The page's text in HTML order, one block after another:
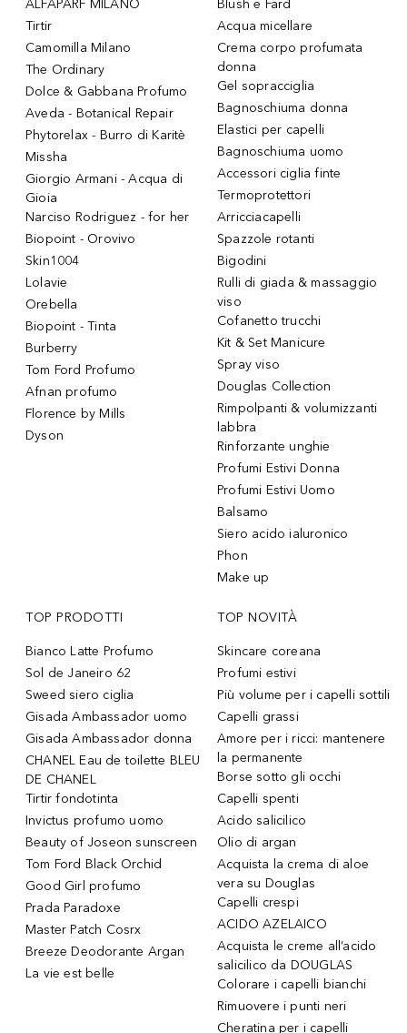
ALFAPARF MILANO
Tirtir
Camomilla Milano
The Ordinary
Dolce & Gabbana Profumo
Aveda - Botanical Repair
Phytorelax - Burro di Karitè
Missha
Giorgio Armani - Acqua di
Gioia
Narciso Rodriguez - for her
Biopoint - Orovivo
Skin1004
Lolavie
Orebella
Biopoint - Tinta
Burberry
Tom Ford Profumo
Afnan profumo
Florence by Mills
Dyson
Blush e Fard
Acqua micellare
Crema corpo profumata
donna
Gel sopracciglia
Bagnoschiuma donna
Elastici per capelli
Bagnoschiuma uomo
Accessori ciglia finte
Termoprotettori
Arricciacapelli
Spazzole rotanti
Bigodini
Rulli di giada & massaggio
viso
Cofanetto trucchi
Kit & Set Manicure
Spray viso
Douglas Collection
Rimpolpanti & volumizzanti
labbra
Rinforzante unghie
Profumi Estivi Donna
Profumi Estivi Uomo
Balsamo
Siero acido ialuronico
Phon
Make up
TOP PRODOTTI
Bianco Latte Profumo
Sol de Janeiro 62
Sweed siero ciglia
Gisada Ambassador uomo
Gisada Ambassador donna
CHANEL Eau de toilette BLEU
DE CHANEL
Tirtir fondotinta
Invictus profumo uomo
Beauty of Joseon sunscreen
Tom Ford Black Orchid
Good Girl profumo
Prada Paradoxe
Master Patch Cosrx
Breeze Deodorante Argan
La vie est belle
TOP NOVITÀ
Skincare coreana
Profumi estivi
Più volume per i capelli sottili
Capelli grassi
Amore per i ricci: mantenere
la permanente
Borse sotto gli occhi
Capelli spenti
Acido salicilico
Olio di argan
Acquista la crema di aloe
vera su Douglas
Capelli crespi
ACIDO AZELAICO
Acquista le creme all’acido
salicilico da DOUGLAS
Colorare i capelli bianchi
Rimuovere i punti neri
Cheratina per i capelli